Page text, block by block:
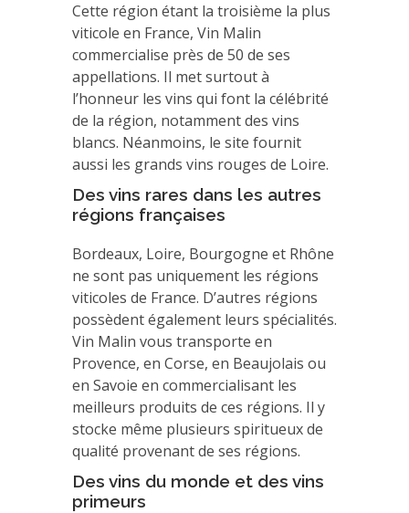
Cette région étant la troisième la plus
viticole en France, Vin Malin
commercialise près de 50 de ses
appellations. Il met surtout à
l’honneur les vins qui font la célébrité
de la région, notamment des vins
blancs. Néanmoins, le site fournit
aussi les grands vins rouges de Loire.
Des vins rares dans les autres
régions françaises
Bordeaux, Loire, Bourgogne et Rhône
ne sont pas uniquement les régions
viticoles de France. D’autres régions
possèdent également leurs spécialités.
Vin Malin vous transporte en
Provence, en Corse, en Beaujolais ou
en Savoie en commercialisant les
meilleurs produits de ces régions. Il y
stocke même plusieurs spiritueux de
qualité provenant de ses régions.
Des vins du monde et des vins
primeurs